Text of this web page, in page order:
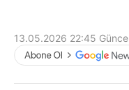
13.05.2026 22:45